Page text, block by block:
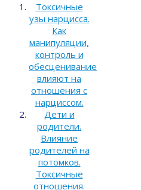
Токсичные
узы нарцисса.
Как
манипуляции,
контроль и
обесценивание
влияют на
отношения с
нарциссом.
Дети и
родители.
Влияние
родителей на
потомков.
Токсичные
отношения.